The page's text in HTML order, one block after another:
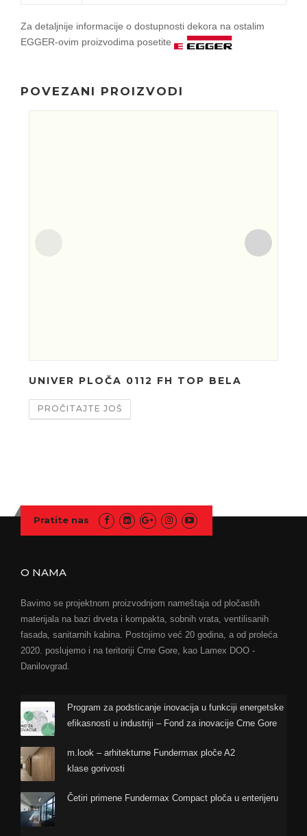
Za detaljnije informacije o dostupnosti dekora na ostalim
EGGER-ovim proizvodima posetite
POVEZANI PROIZVODI
UNIVER PLOČA 0112 FH TOP BELA
PROČITAJTE JOŠ
Pratite nas
O NAMA
Bavimo se projektnom proizvodnjom nameštaja od pločastih
materijala na bazi drveta i kompakta, sobnih vrata, ventilisanih
fasada, sanitarnih kabina. Postojimo već 20 godina, a od proleća
2020. poslujemo i na teritoriji Crne Gore, kao Lamex DOO -
Danilovgrad.
Program za podsticanje inovacija u funkciji energetske
efikasnosti u industriji – Fond za inovacije Crne Gore
m.look – arhitekturne Fundermax ploče A2
klase gorivosti
Četiri primene Fundermax Compact ploča u enterijeru